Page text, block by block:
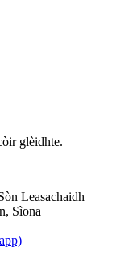
glèidhte.
Leasachaidh
Sìona